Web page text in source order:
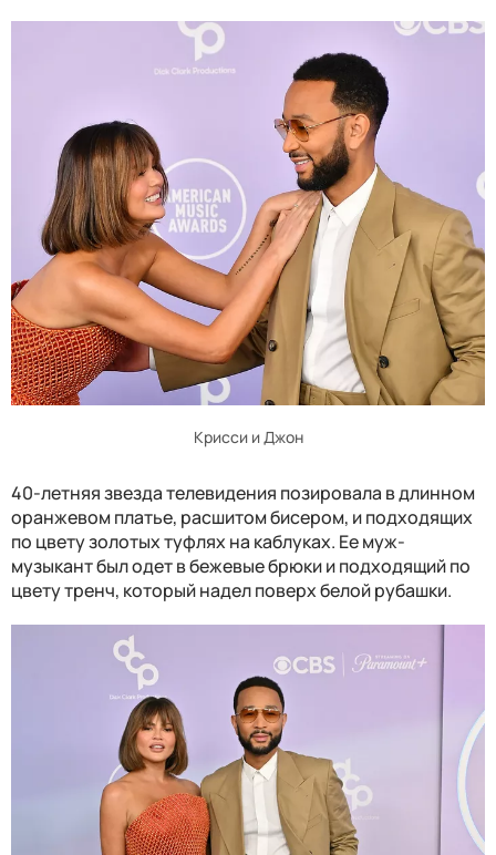
Крисси и Джон
40-летняя звезда телевидения позировала в длинном
оранжевом платье, расшитом бисером, и подходящих
по цвету золотых туфлях на каблуках. Ее муж-
музыкант был одет в бежевые брюки и подходящий по
цвету тренч, который надел поверх белой рубашки.